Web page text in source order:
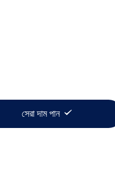
সেরা দাম পান